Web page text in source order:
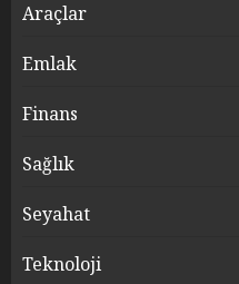
Araçlar
Emlak
Finans
Sağlık
Seyahat
Teknoloji